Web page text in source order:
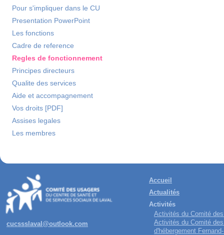
Pour s'impliquer dans le CU
Presentation PowerPoint
Les fonctions
Cadre de reference
Regles de fonctionnement
Principes directeurs
Qualite des services
Aide et accompagnement
Vos droits [PDF]
Assises legales
Les membres
cucssslaval@outlook.com
Accueil
Actualités
Activités
Activités du Comité
Activités du Comité
d'hébergement